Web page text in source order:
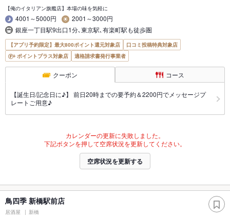
【俺のイタリアン旗艦店】本場の味を気軽に
4001～5000円
2001～3000円
銀座一丁目駅9出口1分､東京駅､有楽町駅も徒歩圏
【アプリ予約限定】最大800ポイント還元対象店
口コミ投稿特典対象店
ポイントプラス対象店
適格請求書発行事業者
クーポン コース
【誕生日/記念日に♪】 前日20時までの要予約＆2200円でメッセージプ
レートご用意♪
カレンダーの更新に失敗しました。
下記ボタンを押して空席状況を更新してください。
空席状況を更新する
鳥四季 新橋駅前店
居酒屋 新橋